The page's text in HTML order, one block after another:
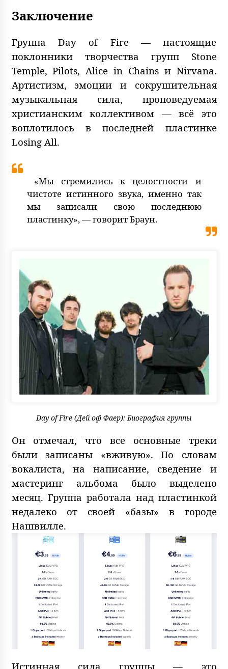
Заключение
Группа Day of Fire — настоящие
поклонники творчества групп Stone
Temple, Pilots, Alice in Chains и Nirvana.
Артистизм, эмоции и сокрушительная
музыкальная сила, проповедуемая
христианским коллективом — всё это
воплотилось в последней пластинке
Losing All.
«Мы стремились к целостности и
чистоте истинного звука, именно так
мы записали свою последнюю
пластинку», — говорит Браун.
Day of Fire (Дей оф Фаер): Биография группы
Он отмечал, что все основные треки
были записаны «вживую». По словам
вокалиста, на написание, сведение и
мастеринг альбома было выделено
месяц. Группа работала над пластинкой
недалеко от своей «базы» в городе
Нашвилле.
Истинная сила группы — это